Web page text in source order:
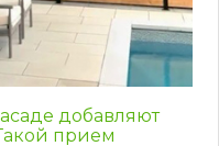
добавляют
прием